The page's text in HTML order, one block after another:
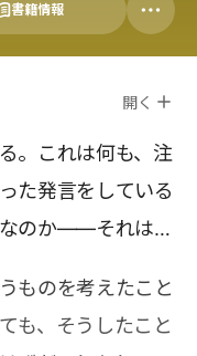
書籍情報
開く
。これは何も、注
た発言をしている
のか——それは作
ものを考えたこと
も、そうしたこと